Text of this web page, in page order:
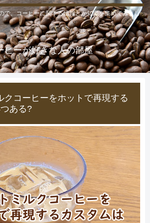
で、コーヒーに関する情報とか知識を集めてみまし
た。
ヒーが好きな人の部屋
クコーヒーをホットで再現する
ある?